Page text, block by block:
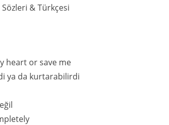
& Türkçesi
heart or save me
ya da kurtarabilirdi